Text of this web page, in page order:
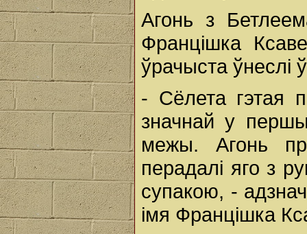
Агонь з
Францішка
ўрачыста ўнеслі
- Сёлета гэтая
значнай у
межы. Агонь
перадалі яго з
супакою, -
імя Францішка